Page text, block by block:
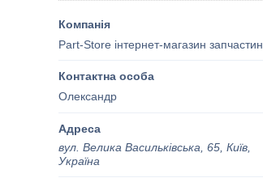
Part-Store інтернет-магазин запчастин
Олександр
вул. Велика Васильківська, 65, Київ,
Україна